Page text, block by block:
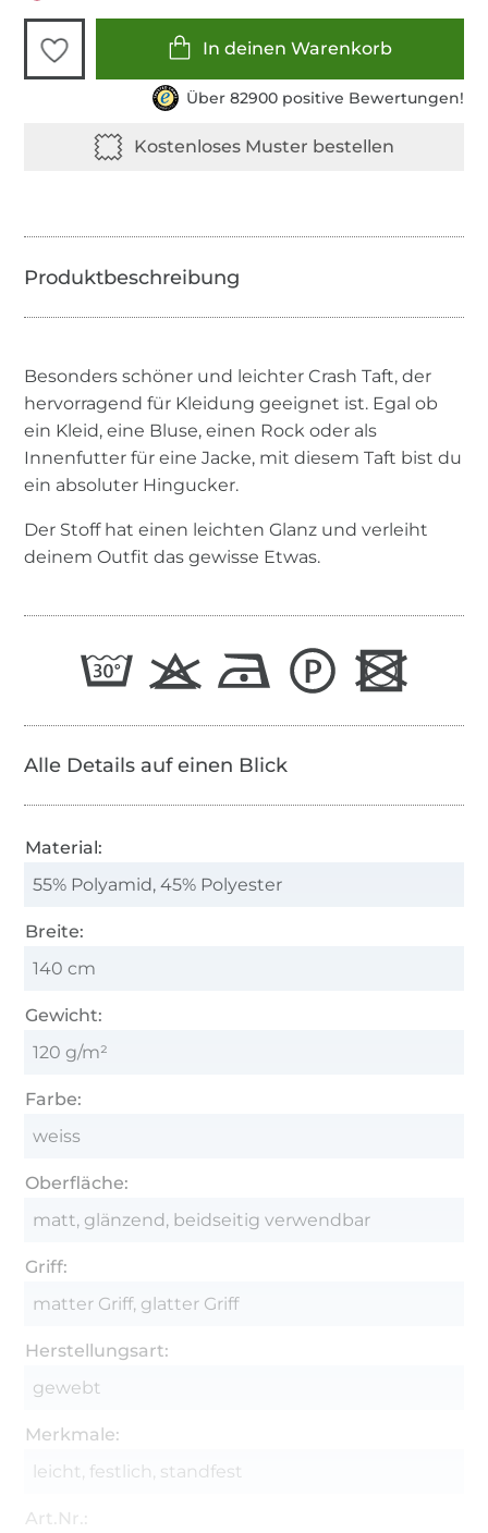
In deinen Warenkorb
Über 82900 positive Bewertungen!
Besonders schöner und leichter Crash Taft, der
hervorragend für Kleidung geeignet ist. Egal ob
ein Kleid, eine Bluse, einen Rock oder als
Innenfutter für eine Jacke, mit diesem Taft bist du
ein absoluter Hingucker.
Der Stoff hat einen leichten Glanz und verleiht
deinem Outfit das gewisse Etwas.
Alle Details auf einen Blick
Material:
55% Polyamid, 45% Polyester
Breite:
140 cm
Gewicht:
120 g/m²
Farbe:
weiss
Oberfläche:
matt, glänzend, beidseitig verwendbar
Griff:
matter Griff, glatter Griff
Herstellungsart:
gewebt
Merkmale:
leicht, festlich, standfest
Art.Nr.: